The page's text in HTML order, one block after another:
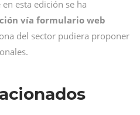
esta edición se ha
vía formulario web
del sector pudiera proponer